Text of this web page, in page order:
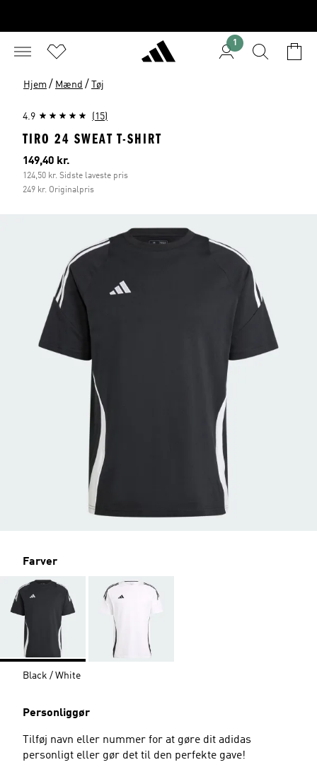
1
Hjem / Mænd / Tøj
4.9 (15)
TIRO 24 SWEAT T-SHIRT
Nuværende pris
149,40 kr.
124,50 kr. Sidste laveste pris
249 kr. Originalpris
Farver
Black / White
Personliggør
Tilføj navn eller nummer for at gøre dit adidas
personligt eller gør det til den perfekte gave!